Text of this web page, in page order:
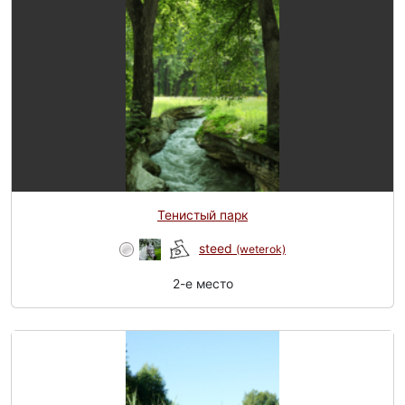
Тенистый парк
steed (weterok)
2-e место